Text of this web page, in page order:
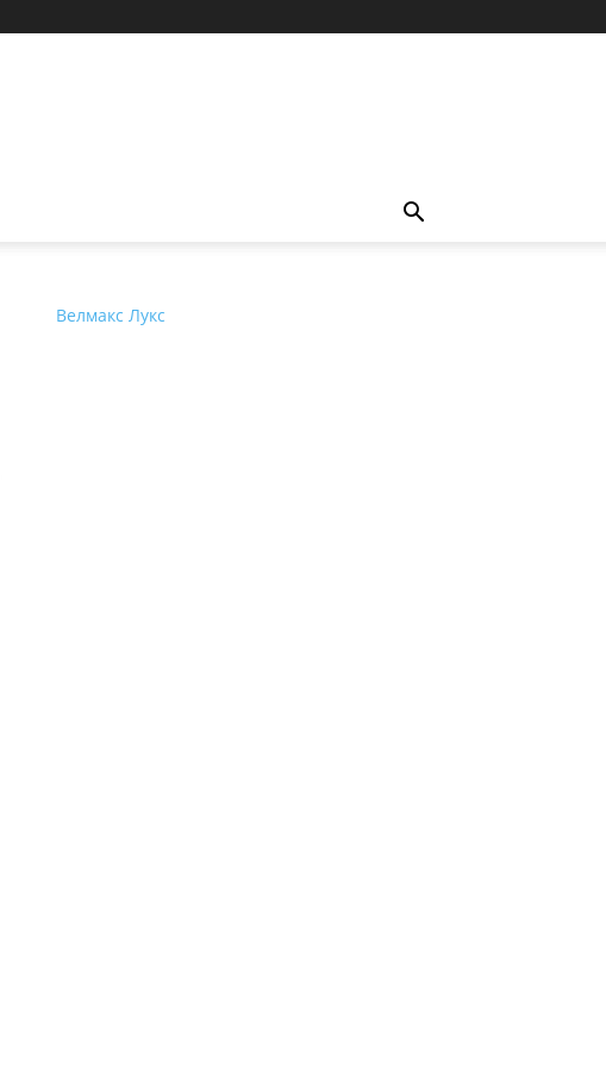
Велмакс Лукс